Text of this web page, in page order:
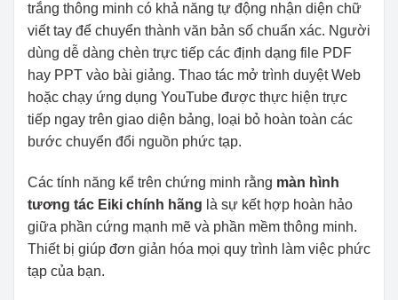
trắng thông minh có khả năng tự động nhận diện chữ
viết tay để chuyển thành văn bản số chuẩn xác. Người
dùng dễ dàng chèn trực tiếp các định dạng file PDF
hay PPT vào bài giảng. Thao tác mở trình duyệt Web
hoặc chạy ứng dụng YouTube được thực hiện trực
tiếp ngay trên giao diện bảng, loại bỏ hoàn toàn các
bước chuyển đổi nguồn phức tạp.
Các tính năng kể trên chứng minh rằng màn hình
tương tác Eiki chính hãng là sự kết hợp hoàn hảo
giữa phần cứng mạnh mẽ và phần mềm thông minh.
Thiết bị giúp đơn giản hóa mọi quy trình làm việc phức
tạp của bạn.